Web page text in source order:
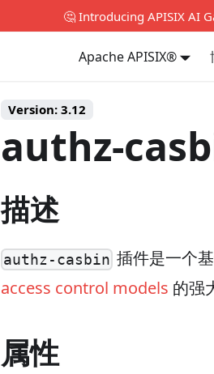
🤔 Introducing APISIX AI
Apache APISIX®
Version: 3.12
authz-
描述
authz-casbin 插件是一个
access control models 的强
属性